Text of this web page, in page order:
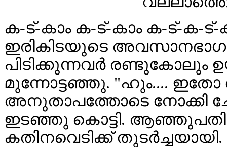
ക-ട്-കാം ക-ട്-കാം ക-ട്-ക-ട്-
ഇരികിടയുടെ
പിടിക്കുന്നവർ രണ്ടുകോലും
മുന്നോട്ടഞ്ഞു. "ഹും.... ഇതോ
അനുതാപത്തോടെ നോക്കി
ഇടഞ്ഞു കൊട്ടി.
കതിനവെടിക്ക് തുടർച്ചയായി.